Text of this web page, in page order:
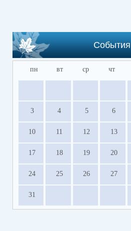
События
пн вт ср чт
3 4 5 6
10 11 12 13
17 18 19 20
24 25 26 27
31